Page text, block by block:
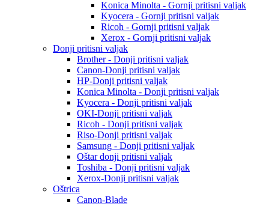
Konica Minolta - Gornji pritisni valjak
Kyocera - Gornji pritisni valjak
Ricoh - Gornji pritisni valjak
Xerox - Gornji pritisni valjak
Donji pritisni valjak
Brother - Donji pritisni valjak
Canon-Donji pritisni valjak
HP-Donji pritisni valjak
Konica Minolta - Donji pritisni valjak
Kyocera - Donji pritisni valjak
OKI-Donji pritisni valjak
Ricoh - Donji pritisni valjak
Riso-Donji pritisni valjak
Samsung - Donji pritisni valjak
Oštar donji pritisni valjak
Toshiba - Donji pritisni valjak
Xerox-Donji pritisni valjak
Oštrica
Canon-Blade